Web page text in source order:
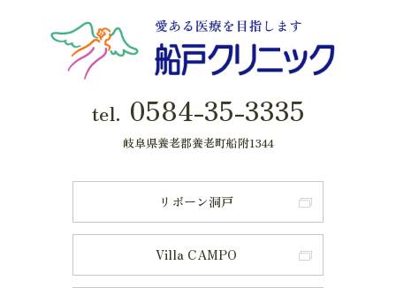
tel. 0584-35-3335
岐阜県養老郡養老町船附1344
リボーン洞戸
Villa CAMPO